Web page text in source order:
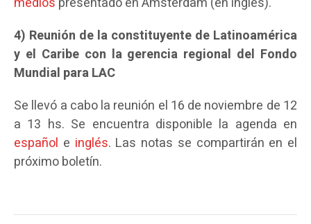
4) Reunión de la constituyente de Latinoamérica
y el Caribe con la gerencia regional del Fondo
Mundial para LAC
Se llevó a cabo la reunión el 16 de noviembre de 12
a 13 hs. Se encuentra disponible la agenda en
español e inglés. Las notas se compartirán en el
próximo boletín.